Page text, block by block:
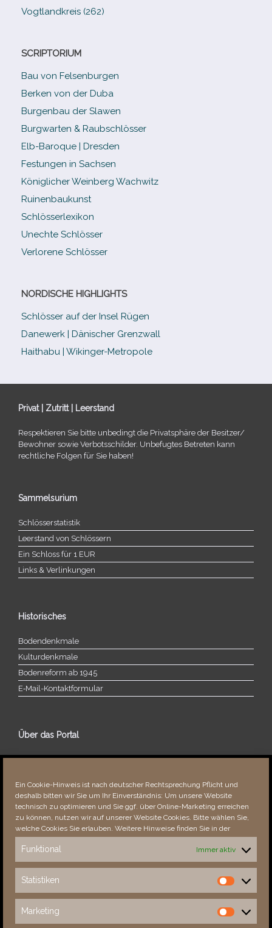
Ein Cookie-Hinweis ist nach deutscher Rechtsprechung Pflicht und
deshalb bitten wir Sie um Ihr Einverständnis: Um unsere Website
technisch zu optimieren und Sie ggf. über Online-Marketing erreichen
zu können, nutzen wir auf unserer Website Cookies. Bitte wählen Sie,
welche Cookies Sie erlauben. Weitere Hinweise finden Sie in der
Funktional Immer aktiv
Statistiken
Statistiken
Marketing
Marketing
Vogtlandkreis (262)
SCRIPTORIUM
Bau von Felsenburgen
Berken von der Duba
Burgenbau der Slawen
Burgwarten & Raubschlösser
Elb-​Baroque | Dresden
Festungen in Sachsen
Königlicher Weinberg Wachwitz
Ruinenbaukunst
Schlösserlexikon
Unechte Schlösser
Verlorene Schlösser
NORDISCHE HIGHLIGHTS
Schlösser auf der Insel Rügen
Danewerk | Dänischer Grenzwall
Haithabu | Wikinger-Metropole
Privat | Zutritt | Leerstand
Respektieren Sie bitte unbe­dingt die Privatsphäre der Besitzer/​
Bewohner sowie Verbotsschilder. Unbefugtes Betreten kann
recht­li­che Folgen für Sie haben!
Sammelsurium
Schlösserstatistik
Leerstand von Schlössern
Ein Schloss für 1 EUR
Links & Verlinkungen
Historisches
Bodendenkmale
Kulturdenkmale
Bodenreform ab 1945
E‑Mail-​​Kontaktformular
Über das Portal
Über dieses Portal
Fehler bemerkt?
Besucher seit 08/​2021
This Week
32300